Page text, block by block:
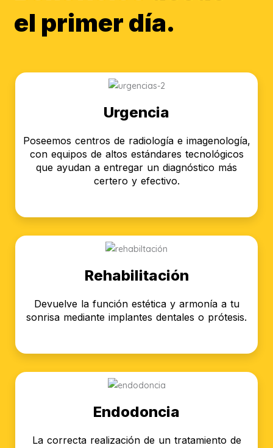
el primer día.
Urgencia
Poseemos centros de radiología e imagenología,
con equipos de altos estándares tecnológicos
que ayudan a entregar un diagnóstico más
certero y efectivo.
Rehabilitación
Devuelve la función estética y armonía a tu
sonrisa mediante implantes dentales o prótesis.
Endodoncia
La correcta realización de un tratamiento de